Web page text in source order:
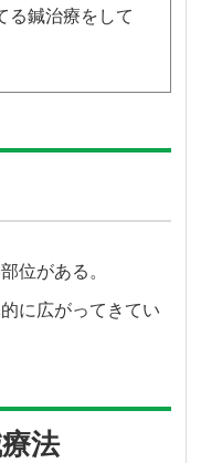
る鍼治療をして
位がある。
に広がってきてい
法